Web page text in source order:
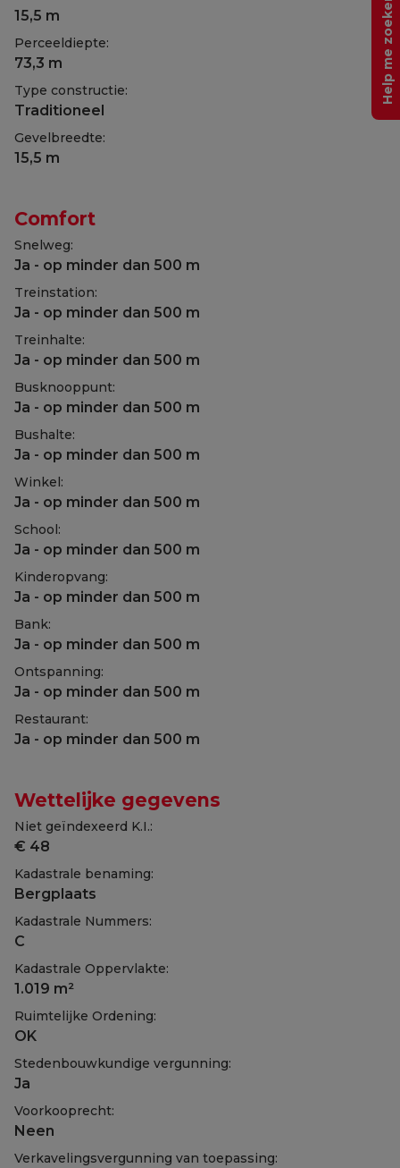
15,5 m
Perceeldiepte:
73,3 m
Type constructie:
Traditioneel
Gevelbreedte:
15,5 m
Comfort
Snelweg:
Ja - op minder dan 500 m
Treinstation:
Ja - op minder dan 500 m
Treinhalte:
Ja - op minder dan 500 m
Busknooppunt:
Ja - op minder dan 500 m
Bushalte:
Ja - op minder dan 500 m
Winkel:
Ja - op minder dan 500 m
School:
Ja - op minder dan 500 m
Kinderopvang:
Ja - op minder dan 500 m
Bank:
Ja - op minder dan 500 m
Ontspanning:
Ja - op minder dan 500 m
Restaurant:
Ja - op minder dan 500 m
Wettelijke gegevens
Niet geïndexeerd K.I.:
€ 48
Kadastrale benaming:
Bergplaats
Kadastrale Nummers:
C
Kadastrale Oppervlakte:
1.019 m²
Ruimtelijke Ordening:
OK
Stedenbouwkundige vergunning:
Ja
Voorkooprecht:
Neen
Verkavelingsvergunning van toepassing:
Help me zoeken